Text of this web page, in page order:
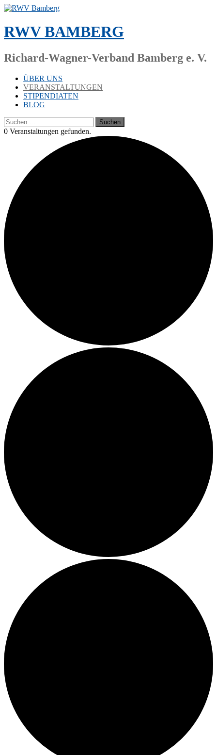
Zum
springen
RWV BAMBERG
Richard-Wagner-Verband Bamberg e. V.
ÜBER UNS
VERANSTALTUNGEN
STIPENDIATEN
BLOG
Suchen
nach:
0 Ver­an­stal­tun­gen gefunden.